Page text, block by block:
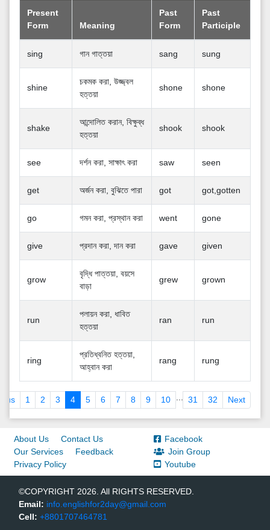
Present
Form
Meaning
Past
Form
Past
Participle
sing গান গাত্তয়া sang sung
shine
চকমক করা, উজ্জ্বল
হত্তয়া
shone shone
shake
আন্দোলিত করান, বিক্ষুব্ধ
হত্তয়া
shook shook
see দর্শন করা, সাক্ষাৎ করা saw seen
get অর্জন করা, বুঝিতে পারা got got,gotten
go গমন করা, প্রস্থান করা went gone
give প্রদান করা, দান করা gave given
grow
বৃদ্ধি পাত্তয়া, বয়সে
বাড়া
grew grown
run
পলায়ন করা, ধাবিত
হত্তয়া
ran run
ring
প্রতিধ্বনিত হত্তয়া,
আহ্বান করা
rang rung
1 2 3 4 5 6 7 8 9 10 31 32 Next
About Us
Contact Us
Our Services
Feedback
Privacy Policy
Facebook
Join Group
Youtube
©COPYRIGHT 2026. All RIGHTS RESERVED.
Email: info.englishfor2day@gmail.com
Cell: +8801707464781